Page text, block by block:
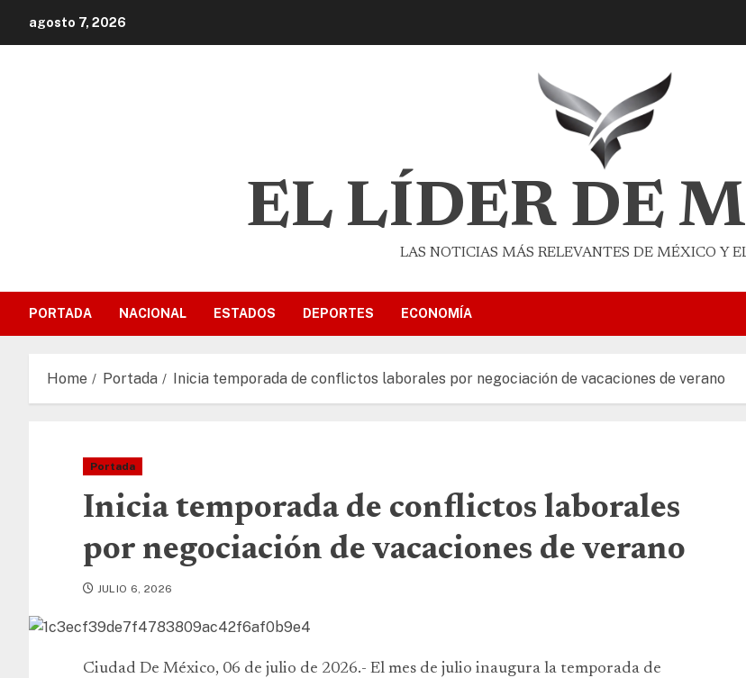
agosto 7, 2026
EL LÍDER DE
LAS NOTICIAS MÁS RELEVANTES DE MÉXICO Y
PORTADA NACIONAL ESTADOS DEPORTES ECONOMÍA
Home Portada Inicia temporada de conflictos laborales por negociación de vacaciones de verano
Portada
Inicia temporada de conflictos laborales
por negociación de vacaciones de verano
JULIO 6, 2026
Ciudad De México, 06 de julio de 2026.- El mes de julio inaugura la temporada de